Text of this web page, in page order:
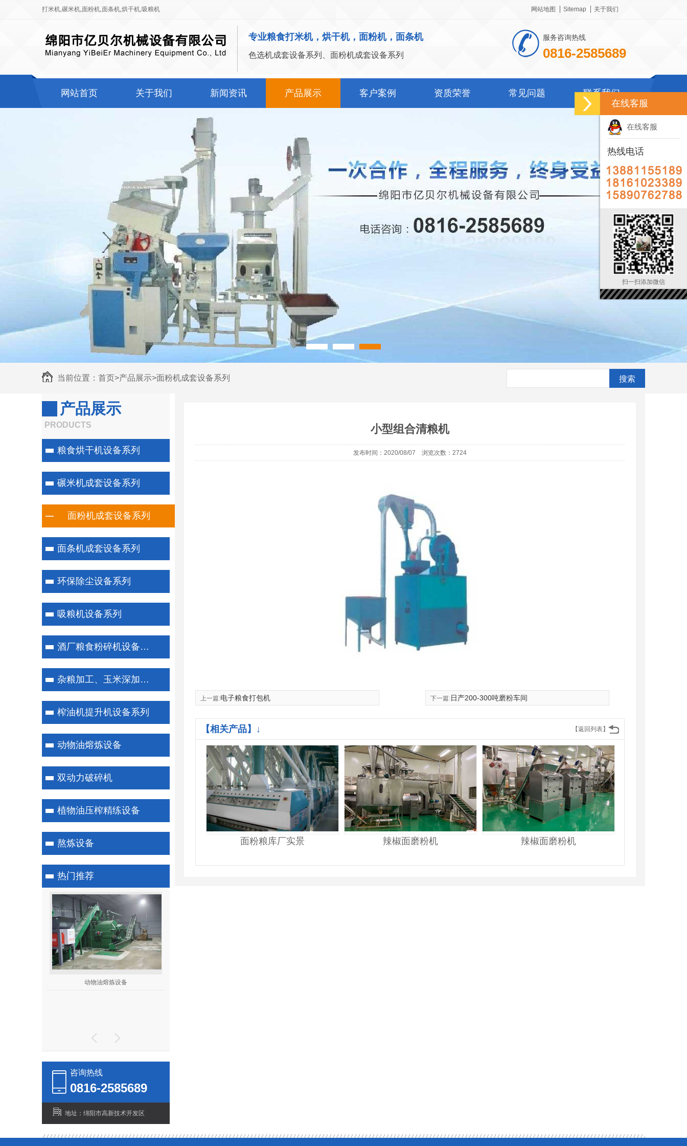
打米机,碾米机,面粉机,面条机,烘干机,吸粮机 网站地图 Sitemap 关于我们
专业粮食打米机，烘干机，面粉机，面条机
色选机成套设备系列、面粉机成套设备系列
服务咨询热线
0816-2585689
网站首页 关于我们 新闻资讯 产品展示 客户案例 资质荣誉 常见问题 联系我们
2 3
当前位置： 首页>产品展示>面粉机成套设备系列
产品展示
PRODUCTS
粮食烘干机设备系列
碾米机成套设备系列
面粉机成套设备系列
面条机成套设备系列
环保除尘设备系列
吸粮机设备系列
酒厂粮食粉碎机设备系列
杂粮加工、玉米深加工系列
榨油机提升机设备系列
动物油熔炼设备
双动力破碎机
植物油压榨精练设备
熬炼设备
热门推荐
动物油熔炼设备
咨询热线
0816-2585689
地址：绵阳市高新技术开发区
小型组合清粮机
发布时间：2020/08/07 浏览次数：2724
上一篇:电子粮食打包机 下一篇:日产200-300吨磨粉车间
【返回列表】
【相关产品】↓
面粉粮库厂实景 辣椒面磨粉机 辣椒面磨粉机
在线客服
在线客服
热线电话
扫一扫添加微信